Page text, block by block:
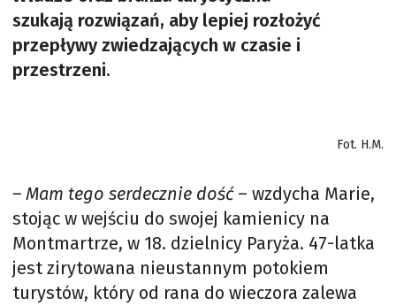
szukają rozwiązań, aby lepiej rozłożyć
przepływy zwiedzających w czasie i
przestrzeni.
Fot. H.M.
– Mam tego serdecznie dość – wzdycha Marie,
stojąc w wejściu do swojej kamienicy na
Montmartrze, w 18. dzielnicy Paryża. 47-latka
jest zirytowana nieustannym potokiem
turystów, który od rana do wieczora zalewa